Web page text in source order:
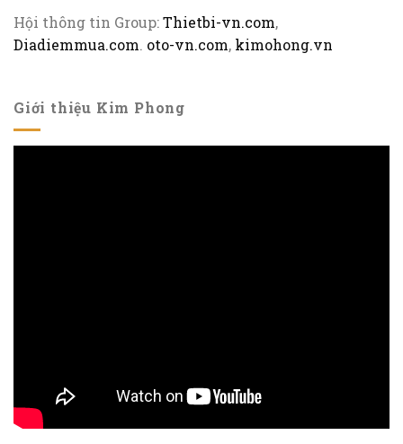
Hội thông tin Group:Thietbi-vn.com,
Diadiemmua.com. oto-vn.com, kimohong.vn
Giới thiệu Kim Phong